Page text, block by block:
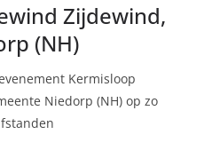
Zijdewind,
(NH)
Kermisloop
Niedorp (NH) op zo